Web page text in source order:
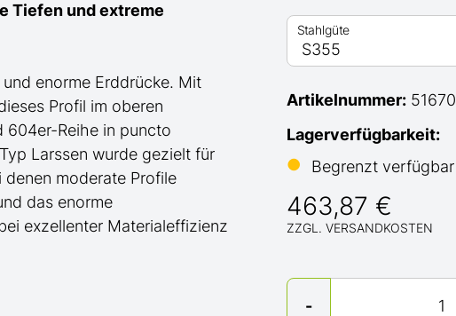
Tiefen und extreme
enorme Erddrücke. Mit
Profil im oberen
604er-Reihe in puncto
Larssen wurde gezielt für
moderate Profile
das enorme
exzellenter Materialeffizienz
Stahlgüte
Artikelnummer: 51670
Lagerverfügbarkeit:
●
Begrenzt verfügbar
463,87 €
ZZGL. VERSANDKOSTEN
-
Menge